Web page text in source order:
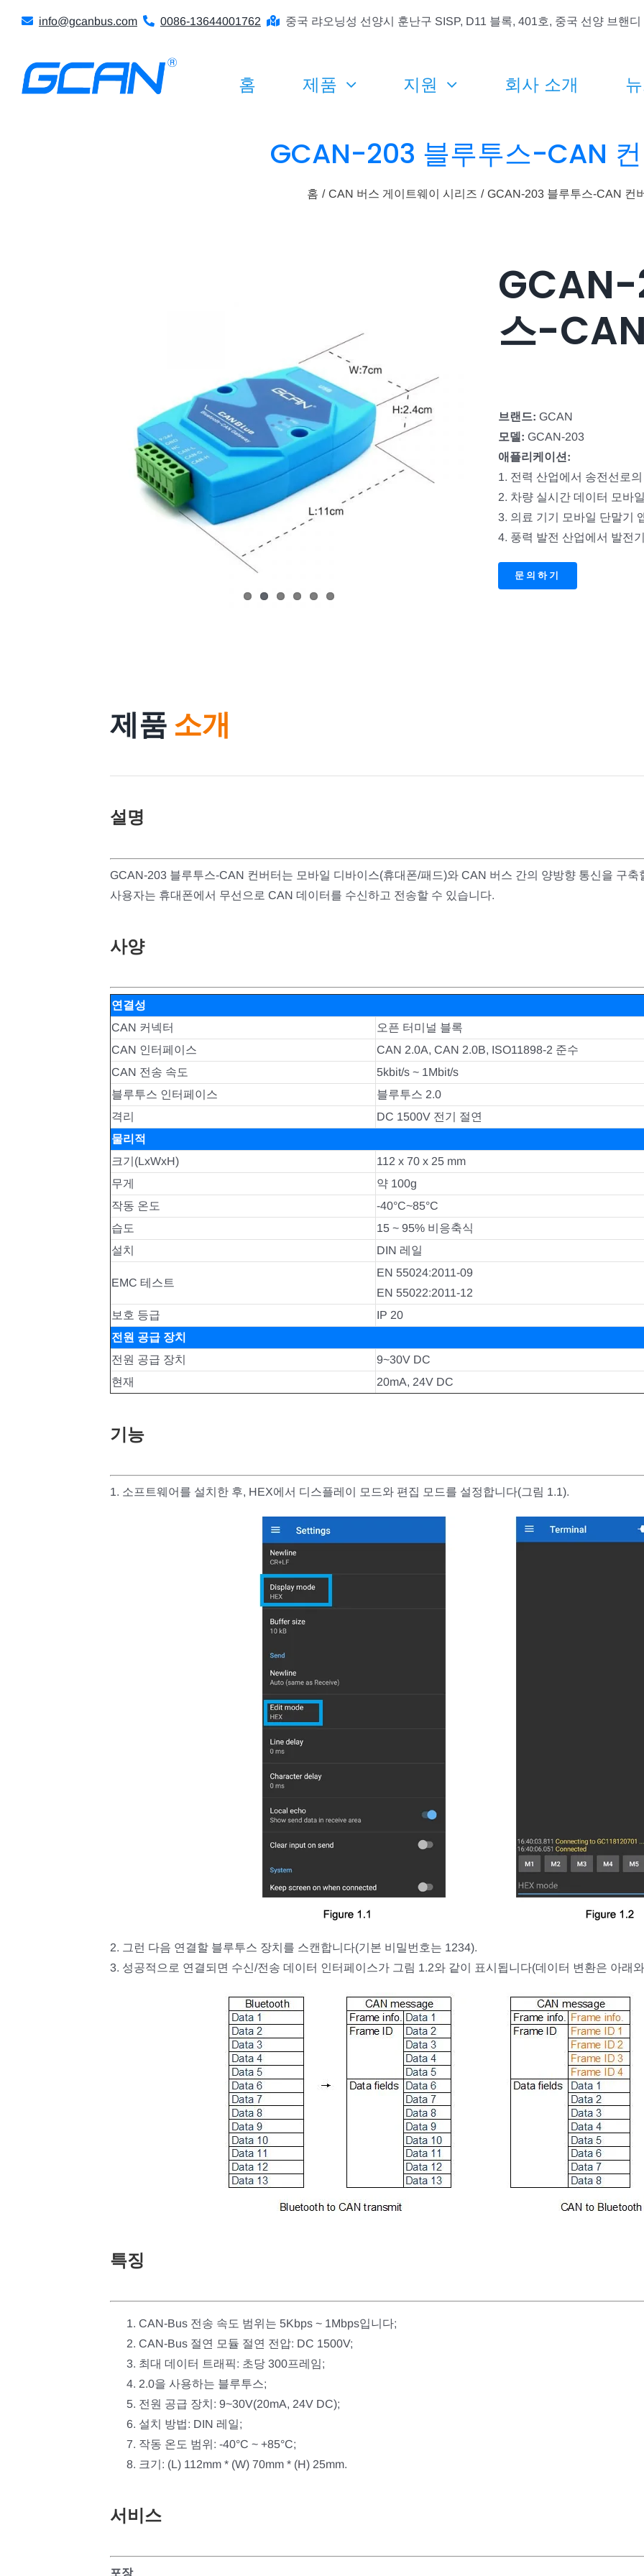
info@gcanbus.com 0086-13644001762 중국 랴오닝성 선양시 훈난구 SISP, D11 블록, 401호, 중국 선양 브핸
홈 제품 지원 회사 소개
GCAN-203 블루투스-CAN
홈 CAN 버스 게이트웨이 시리즈 GCAN-203 블루투스-CAN 컨
스-
브랜드: GCAN
모델: GCAN-203
애플리케이션:
1. 전력 산업에서 송전선로
2. 차량 실시간 데이터 모바
3. 의료 기기 모바일 단말기
4. 풍력 발전 산업에서 발전
문의하기
제품소개
설명
GCAN-203 블루투스-CAN 컨버터는 모바일 디바이스(휴대폰/패드)와 CAN 버스 간의 양방향 통신을 구축
사용자는 휴대폰에서 무선으로 CAN 데이터를 수신하고 전송할 수 있습니다.
사양
연결성
CAN 커넥터
오픈 터미널 블록
CAN 인터페이스
CAN 2.0A, CAN 2.0B, ISO11898-2 준수
CAN 전송 속도
5kbit/s ~ 1Mbit/s
블루투스 인터페이스
블루투스 2.0
격리
DC 1500V 전기 절연
물리적
크기(LxWxH)
112 x 70 x 25 mm
무게
약 100g
작동 온도
-40°C~85°C
습도
15 ~ 95% 비응축식
설치
DIN 레일
EMC 테스트
EN 55024:2011-09
EN 55022:2011-12
보호 등급
IP 20
전원 공급 장치
전원 공급 장치
9~30V DC
현재
20mA, 24V DC
기능
1. 소프트웨어를 설치한 후, HEX에서 디스플레이 모드와 편집 모드를 설정합니다(그림 1.1).
2. 그런 다음 연결할 블루투스 장치를 스캔합니다(기본 비밀번호는 1234).
3. 성공적으로 연결되면 수신/전송 데이터 인터페이스가 그림 1.2와 같이 표시됩니다(데이터 변환은 아래
특징
CAN-Bus 전송 속도 범위는 5Kbps ~ 1Mbps입니다;
CAN-Bus 절연 모듈 절연 전압: DC 1500V;
최대 데이터 트래픽: 초당 300프레임;
2.0을 사용하는 블루투스;
전원 공급 장치: 9~30V(20mA, 24V DC);
설치 방법: DIN 레일;
작동 온도 범위: -40°C ~ +85°C;
크기: (L) 112mm * (W) 70mm * (H) 25mm.
서비스
포장